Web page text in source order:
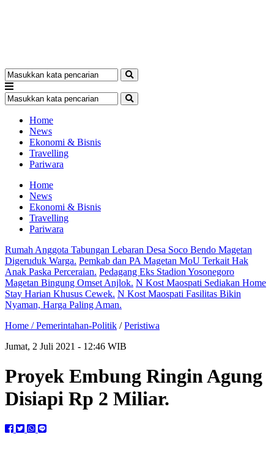
Home
News
Ekonomi & Bisnis
Travelling
Pariwara
Home
News
Ekonomi & Bisnis
Travelling
Pariwara
Rumah Anggota Tabungan Lebaran Desa Soco Bendo Magetan
Digeruduk Warga. Pemkab dan PA Magetan MoU Terkait Hak
Anak Paska Perceraian. Pedagang Eks Stadion Yosonegoro
Magetan Bingung Omset Anjlok. N Kost Maospati Sediakan Home
Stay Harian Khusus Cewek. N Kost Maospati Fasilitas Bikin
Nyaman, Harga Paling Aman.
Home /Pemerintahan-Politik /Peristiwa
Jumat, 2 Juli 2021 - 12:46 WIB
Proyek Embung Ringin Agung
Disiapi Rp 2 Miliar.